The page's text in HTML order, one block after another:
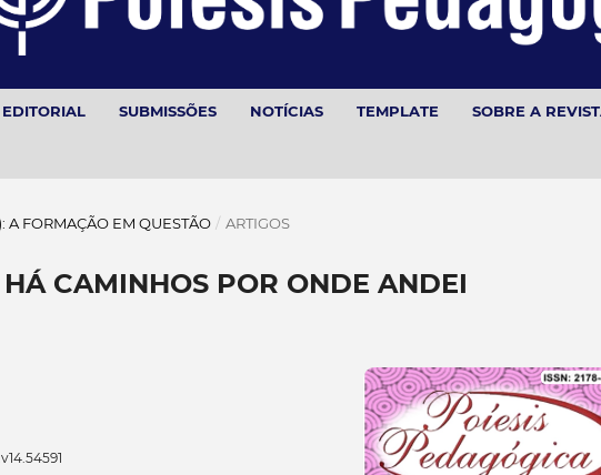
SUBMISSÕES NOTÍCIAS TEMPLATE SOBRE A
A FORMAÇÃO EM QUESTÃO / ARTIGOS
CAMINHOS POR ONDE ANDEI